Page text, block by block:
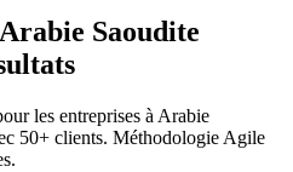
Saoudite
les entreprises à Arabie
50+ clients. Méthodologie Agile